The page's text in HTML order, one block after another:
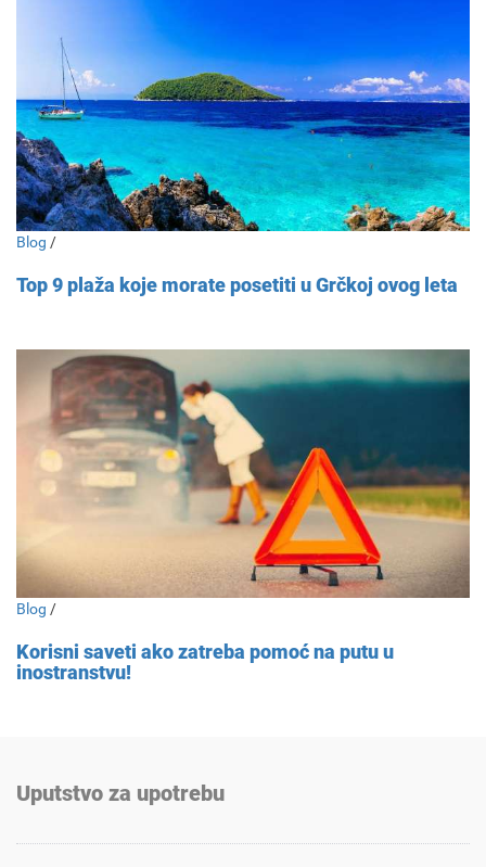
Blog /
Top 9 plaža koje morate posetiti u Grčkoj ovog leta
Blog /
Korisni saveti ako zatreba pomoć na putu u
inostranstvu!
Uputstvo za upotrebu